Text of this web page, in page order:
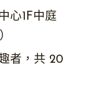
心1F中庭
者，共 20